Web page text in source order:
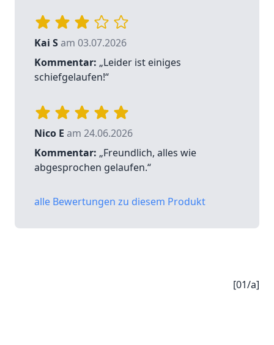
Kai Sam 03.07.2026
Kommentar: „Leider ist einiges
schiefgelaufen!“
Nico E am 24.06.2026
Kommentar: „Freundlich, alles wie
abgesprochen gelaufen.“
alle Bewertungen zu diesem Produkt
[01/a]